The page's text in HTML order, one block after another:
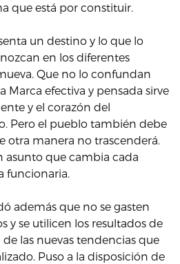
que está por constituir.
un destino y lo que lo
en los diferentes
Que no lo confundan
Marca efectiva y pensada sirve
y el corazón del
Pero el pueblo también debe
otra manera no trascenderá.
asunto que cambia cada
funcionaria.
además que no se gasten
y se utilicen los resultados de
las nuevas tendencias que
Puso a la disposición de